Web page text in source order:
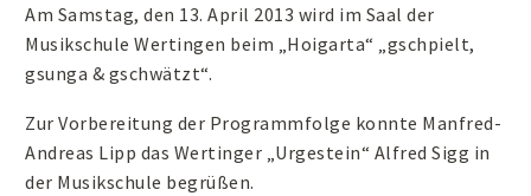
Am Samstag, den 13. April 2013 wird im Saal der
Musikschule Wertingen beim „Hoigarta“ „gschpielt,
gsunga & gschwätzt“.
Zur Vorbereitung der Programmfolge konnte Manfred-
Andreas Lipp das Wertinger „Urgestein“ Alfred Sigg in
der Musikschule begrüßen.